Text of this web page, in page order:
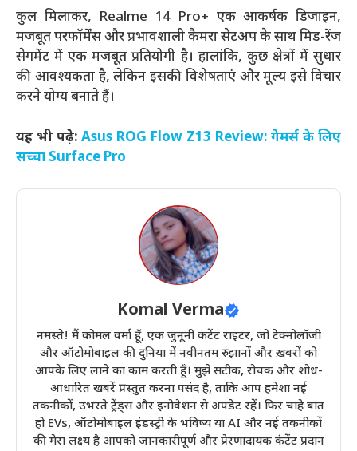
कुल मिलाकर, Realme 14 Pro+ एक आकर्षक डिजाइन,
मजबूत परफॉर्मेंस और प्रभावशाली कैमरा सेटअप के साथ मिड-रेंज
सेगमेंट में एक मजबूत प्रतियोगी है। हालांकि, कुछ क्षेत्रों में सुधार
की आवश्यकता है, लेकिन इसकी विशेषताएं और मूल्य इसे विचार
करने योग्य बनाते हैं।
यह भी पढ़े:Asus ROG Flow Z13 Review: गेमर्स के लिए
सच्चा Surface Pro
Komal Verma
नमस्ते! मैं कोमल वर्मा हूँ, एक जुनूनी कंटेंट राइटर, जो टेक्नोलॉजी
और ऑटोमोबाइल की दुनिया में नवीनतम रुझानों और ख़बरों को
आपके लिए लाने का काम करती हूँ। मुझे सटीक, रोचक और शोध-
आधारित खबरें प्रस्तुत करना पसंद है, ताकि आप हमेशा नई
तकनीकों, उभरते ट्रेंड्स और इनोवेशन से अपडेट रहें। फिर चाहे बात
हो EVs, ऑटोमोबाइल इंडस्ट्री के भविष्य या AI और नई तकनीकों
की मेरा लक्ष्य है आपको जानकारीपूर्ण और प्रेरणादायक कंटेंट प्रदान